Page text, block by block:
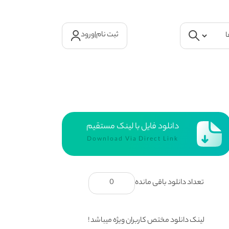
ثبت نام|ورود
دانلود فایل با لینک مستقیم
Download Via Direct Link
تعداد دانلود باقی مانده 0
لینک دانلود مختص کاربران ویژه میباشد !